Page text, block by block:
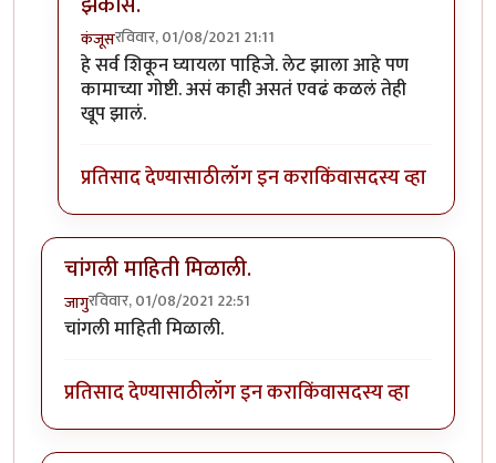
कंजूसरविवार, 01/08/2021 21:11
In reply toक्रेडीट कार्डाचा उपयोगbyचंद्रसूर्यकुमार
हे सर्व शिकून घ्यायला पाहिजे. लेट झाला आहे पण
कामाच्या गोष्टी. असं काही असतं एवढं कळलं तेही
खूप झालं.
प्रतिसाद देण्यासाठीलॉग इन कराकिंवासदस्य व्हा
चांगली माहिती मिळाली.
जागुरविवार, 01/08/2021 22:51
चांगली माहिती मिळाली.
प्रतिसाद देण्यासाठीलॉग इन कराकिंवासदस्य व्हा